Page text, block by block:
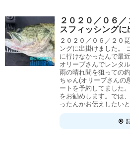
２０２０／０６
スフィッシングに
２０２０／０６／２０
ングに出掛けました。
に行けなかったんで最
オリーブさんでレンタ
雨の晴れ間を狙っての
ちゃん(オリーブさんの
ートを予約してました
をお勧めします。では
ったんかお伝えしたい